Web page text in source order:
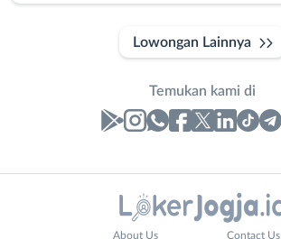
Lowongan Lainnya
Temukan kami di
About Us Contact Us